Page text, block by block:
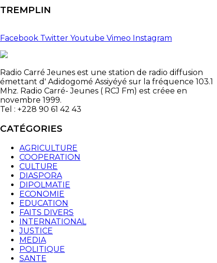
TREMPLIN
Facebook Twitter Youtube Vimeo Instagram
Radio Carré Jeunes est une station de radio diffusion
émettant d' Adidogomé Assiyéyé sur la fréquence 103.1
Mhz. Radio Carré- Jeunes ( RCJ Fm) est créee en
novembre 1999.
Tel : +228 90 61 42 43
CATÉGORIES
AGRICULTURE
COOPERATION
CULTURE
DIASPORA
DIPOLMATIE
ECONOMIE
EDUCATION
FAITS DIVERS
INTERNATIONAL
JUSTICE
MEDIA
POLITIQUE
SANTE